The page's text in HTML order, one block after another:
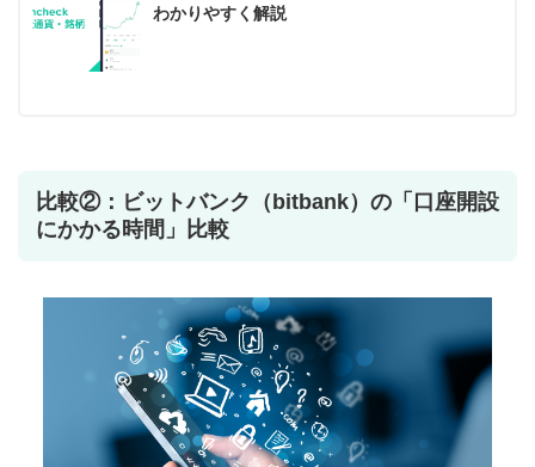
わかりやすく解説
比較②：ビットバンク（bitbank）の「口座開設
にかかる時間」比較